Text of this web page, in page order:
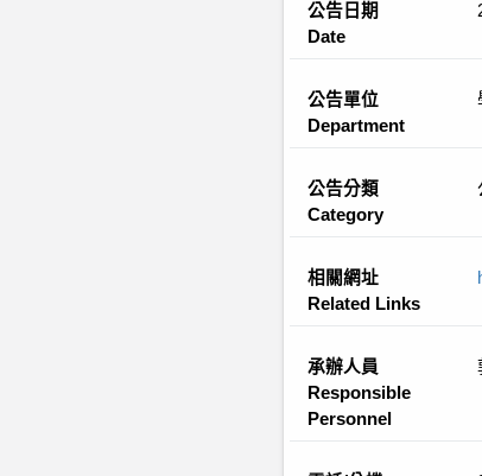
公告日期
Date
公告單位
Department
公告分類
Category
相關網址
Related Links
承辦人員
Responsible
Personnel